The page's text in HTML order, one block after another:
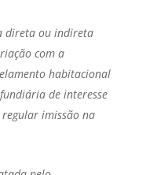
direta ou indireta
com a
habitacional
de interesse
imissão na